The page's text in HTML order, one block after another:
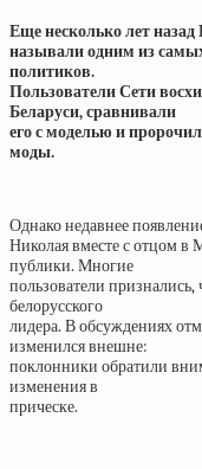
Еще несколько лет
называли одним из
политиков.
Пользователи Сети
Беларуси, сравнивали
его с моделью и
моды.
Однако недавнее
Николая вместе с отцом
публики. Многие
пользователи признались,
белорусского
лидера. В обсуждениях
изменился внешне:
поклонники обратили
изменения в
прическе.